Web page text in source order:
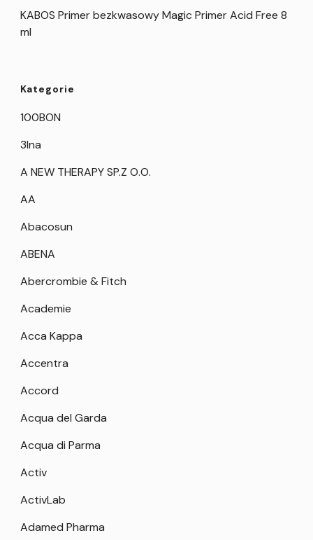
KABOS Primer bezkwasowy Magic Primer Acid Free 8
ml
Kategorie
100BON
3Ina
A NEW THERAPY SP.Z O.O.
AA
Abacosun
ABENA
Abercrombie & Fitch
Academie
Acca Kappa
Accentra
Accord
Acqua del Garda
Acqua di Parma
Activ
ActivLab
Adamed Pharma